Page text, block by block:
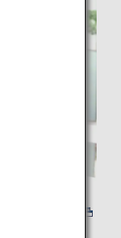
ลิกเที่ยวบินหรือ